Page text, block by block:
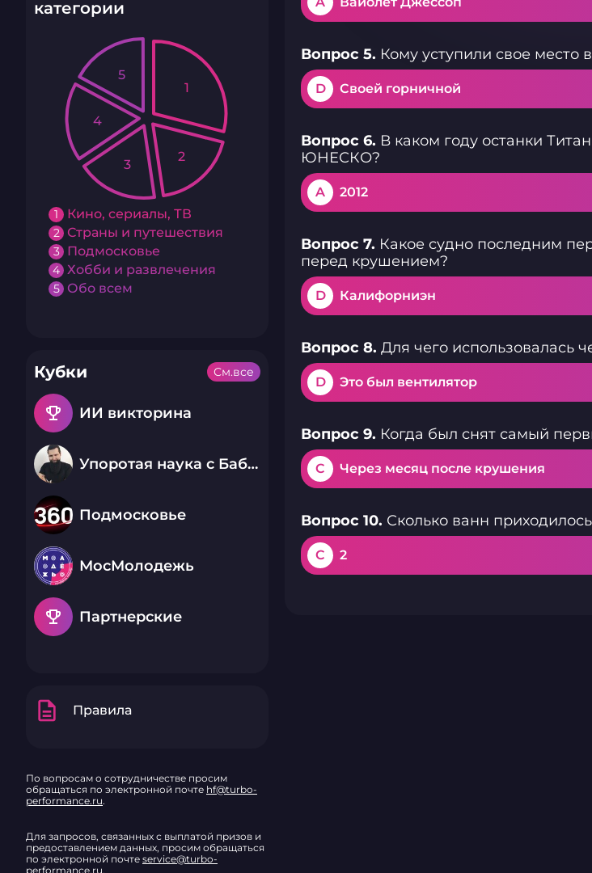
категории
1 Кино, сериалы, ТВ
2 Страны и путешествия
3 Подмосковье
4 Хобби и развлечения
5 Обо всем
1
2
3
4
5
Кубки
emoji_events ИИ викторина
Упоротая наука с Бабаем Лютым
Подмосковье
МосМолодежь
emoji_events Партнерские
См.все
description Правила
По вопросам о сотрудничестве просим
обращаться по электронной почте hf@turbo-
performance.ru.
Для запросов, связанных с выплатой призов и
предоставлением данных, просим обращаться
по электронной почте service@turbo-
performance.ru.
Вопрос 5. Кому уступили свое
D Своей горничной
Вопрос 6. В каком году останки
ЮНЕСКО?
A 2012
Вопрос 7. Какое судно последним
перед крушением?
D Калифорниэн
Вопрос 8. Для чего использовалась
D Это был вентилятор
Вопрос 9. Когда был снят самый
C Через месяц после крушения
Вопрос 10. Сколько ванн
C 2